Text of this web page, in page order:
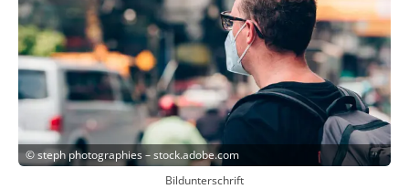
©steph photographies – stock.adobe.com
Bildunterschrift